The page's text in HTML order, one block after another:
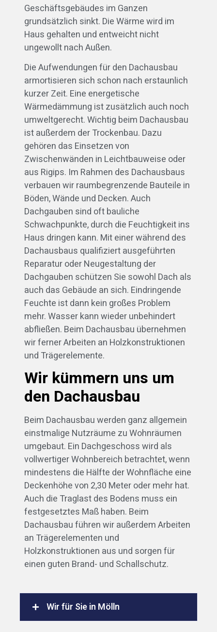
Geschäftsgebäudes im Ganzen
grundsätzlich sinkt. Die Wärme wird im
Haus gehalten und entweicht nicht
ungewollt nach Außen.
Die Aufwendungen für den Dachausbau
armortisieren sich schon nach erstaunlich
kurzer Zeit. Eine energetische
Wärmedämmung ist zusätzlich auch noch
umweltgerecht. Wichtig beim Dachausbau
ist außerdem der Trockenbau. Dazu
gehören das Einsetzen von
Zwischenwänden in Leichtbauweise oder
aus Rigips. Im Rahmen des Dachausbaus
verbauen wir raumbegrenzende Bauteile in
Böden, Wände und Decken. Auch
Dachgauben sind oft bauliche
Schwachpunkte, durch die Feuchtigkeit ins
Haus dringen kann. Mit einer während des
Dachausbaus qualifiziert ausgeführten
Reparatur oder Neugestaltung der
Dachgauben schützen Sie sowohl Dach als
auch das Gebäude an sich. Eindringende
Feuchte ist dann kein großes Problem
mehr. Wasser kann wieder unbehindert
abfließen. Beim Dachausbau übernehmen
wir ferner Arbeiten an Holzkonstruktionen
und Trägerelemente.
Wir kümmern uns um
den Dachausbau
Beim Dachausbau werden ganz allgemein
einstmalige Nutzräume zu Wohnräumen
umgebaut. Ein Dachgeschoss wird als
vollwertiger Wohnbereich betrachtet, wenn
mindestens die Hälfte der Wohnfläche eine
Deckenhöhe von 2,30 Meter oder mehr hat.
Auch die Traglast des Bodens muss ein
festgesetztes Maß haben. Beim
Dachausbau führen wir außerdem Arbeiten
an Trägerelementen und
Holzkonstruktionen aus und sorgen für
einen guten Brand- und Schallschutz.
Wir für Sie in Mölln